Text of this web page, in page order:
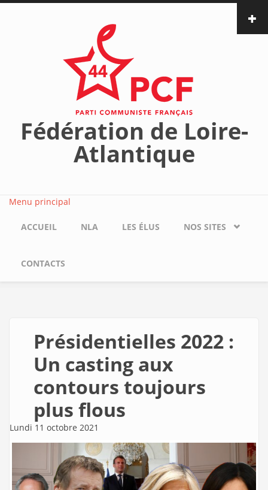
Aller au contenu principal
Fédération de Loire-
Atlantique
Menu principal
ACCUEIL NLA LES ÉLUS NOS SITES
CONTACTS
Présidentielles 2022 :
Un casting aux
contours toujours
plus flous
Lundi 11 octobre 2021